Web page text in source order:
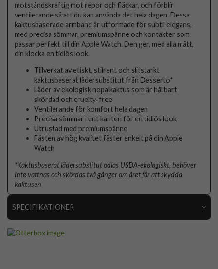
motståndskraftig mot repor och fläckar, och förblir
ventilerande så att du kan använda det hela dagen. Dessa
kaktusbaserade armband är utformade för subtil elegans,
med precisa sömmar, premiumspänne och kontakter som
passar perfekt till din Apple Watch. Den ger, med alla mått,
din klocka en tidlös look.
Tillverkat av etiskt, stilrent och slitstarkt
kaktusbaserat lädersubstitut från Desserto*
Läder av ekologisk nopalkaktus som är hållbart
skördad och cruelty-free
Ventilerande för komfort hela dagen
Precisa sömmar runt kanten för en tidlös look
Utrustad med premiumspänne
Fästen av hög kvalitet fäster enkelt på din Apple
Watch
*Kaktusbaserat lädersubstitut odlas USDA-ekologiskt, behöver
inte vattnas och skördas två gånger om året för att skydda
kaktusen
SPECIFIKATIONER